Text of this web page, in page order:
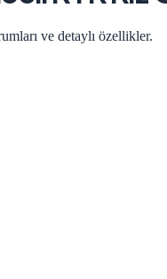
ve detaylı özellikler.